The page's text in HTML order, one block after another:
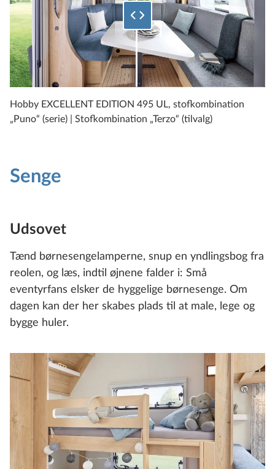
EXCELLENT EDITION
Tekniske data
EXCELLENT EDITION
545 KMF
2
fra 293.950 kr.
Hobby EXCELLENT EDITION 495 UL, stofkombination
„Puno“ (serie) | Stofkombination „Terzo“ (tilvalg)
Senge
Udsovet
Tænd børnesengelamperne, snup en yndlingsbog fra
reolen, og læs, indtil øjnene falder i: Små
eventyrfans elsker de hyggelige børnesenge. Om
dagen kan der her skabes plads til at male, lege og
bygge huler.